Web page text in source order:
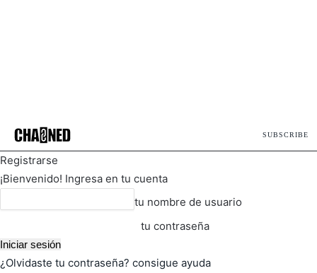
SUBSCRIBE
Registrarse
¡Bienvenido! Ingresa en tu cuenta
tu nombre de usuario
tu contraseña
¿Olvidaste tu contraseña? consigue ayuda